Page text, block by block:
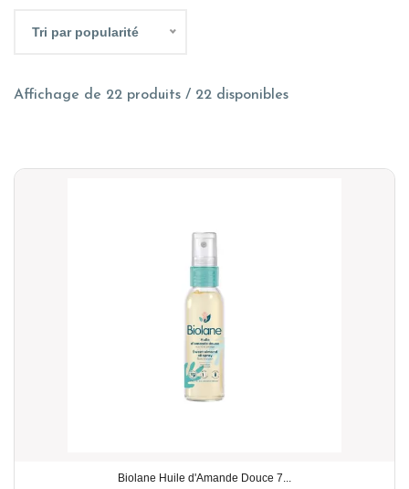
Tri par popularité
Affichage de 22 produits / 22 disponibles
Biolane Huile d'Amande Douce 7...